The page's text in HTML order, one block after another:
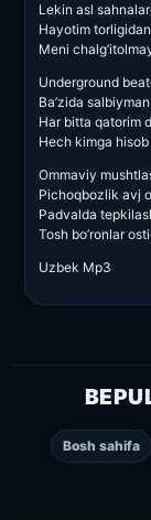
Lekin asl
Hayotim
Meni
Underground
Ba’zida
Har bitta qatorim
Hech kimga
Ommaviy
Pichoqbozlik avj
Padvalda
Tosh bo’ronlar
Uzbek Mp3
Bosh sahifa